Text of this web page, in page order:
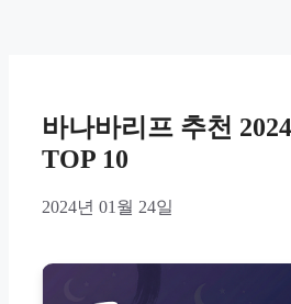
바나바리프 추천
TOP 10
2024년 01월 24일